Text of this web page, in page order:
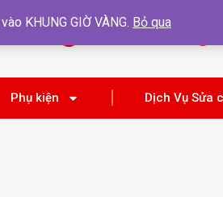
HOTLINE
Phụ kiện Dịch Vụ Sửa
KHUNG GIỜ VÀNG. Bỏ qua